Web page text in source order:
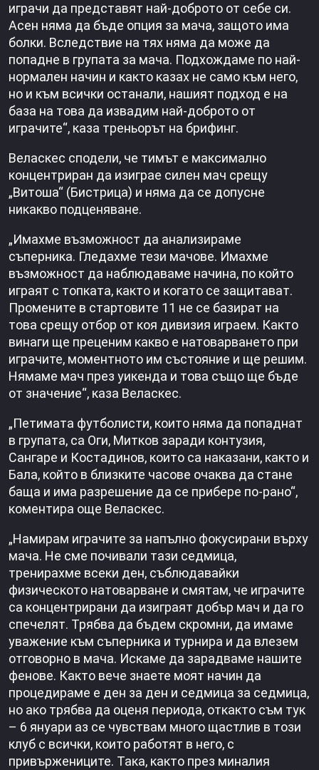
играчи да представят най-доброто от себе си.
Асен няма да бъде опция за мача, защото има
болки. Вследствие на тях няма да може да
попадне в групата за мача. Подхождаме по най-
нормален начин и както казах не само към него,
но и към всички останали, нашият подход е на
база на това да извадим най-доброто от
играчите“, каза треньорът на брифинг.
Веласкес сподели, че тимът е максимално
концентриран да изиграе силен мач срещу
„Витоша“ (Бистрица) и няма да се допусне
никакво подценяване.
„Имахме възможност да анализираме
съперника. Гледахме тези мачове. Имахме
възможност да наблюдаваме начина, по който
играят с топката, както и когато се защитават.
Промените в стартовите 11 не се базират на
това срещу отбор от коя дивизия играем. Както
винаги ще преценим какво е натоварването при
играчите, моментното им състояние и ще решим.
Нямаме мач през уикенда и това също ще бъде
от значение“, каза Веласкес.
„Петимата футболисти, които няма да попаднат
в групата, са Оги, Митков заради контузия,
Сангаре и Костадинов, които са наказани, както и
Бала, който в близките часове очаква да стане
баща и има разрешение да се прибере по-рано“,
коментира още Веласкес.
„Намирам играчите за напълно фокусирани върху
мача. Не сме почивали тази седмица,
тренирахме всеки ден, съблюдавайки
физическото натоварване и смятам, че играчите
са концентрирани да изиграят добър мач и да го
спечелят. Трябва да бъдем скромни, да имаме
уважение към съперника и турнира и да влезем
отговорно в мача. Искаме да зарадваме нашите
фенове. Както вече знаете моят начин да
процедираме е ден за ден и седмица за седмица,
но ако трябва да оценя периода, откакто съм тук
– 6 януари аз се чувствам много щастлив в този
клуб с всички, които работят в него, с
привържениците. Така, както през миналия